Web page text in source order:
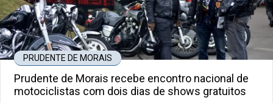
PRUDENTE DE MORAIS
Prudente de Morais recebe encontro nacional de
motociclistas com dois dias de shows gratuitos